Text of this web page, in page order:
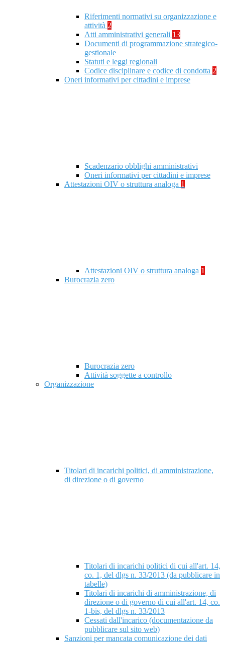
Riferimenti normativi su organizzazione e
attività 2
Atti amministrativi generali 13
Documenti di programmazione strategico-
gestionale
Statuti e leggi regionali
Codice disciplinare e codice di condotta 2
Oneri informativi per cittadini e imprese
Scadenzario obblighi amministrativi
Oneri informativi per cittadini e imprese
Attestazioni OIV o struttura analoga 1
Attestazioni OIV o struttura analoga 1
Burocrazia zero
Burocrazia zero
Attività soggette a controllo
Organizzazione
Titolari di incarichi politici, di amministrazione,
di direzione o di governo
Titolari di incarichi politici di cui all'art. 14,
co. 1, del dlgs n. 33/2013 (da pubblicare in
tabelle)
Titolari di incarichi di amministrazione, di
direzione o di governo di cui all'art. 14, co.
1-bis, del dlgs n. 33/2013
Cessati dall'incarico (documentazione da
pubblicare sul sito web)
Sanzioni per mancata comunicazione dei dati